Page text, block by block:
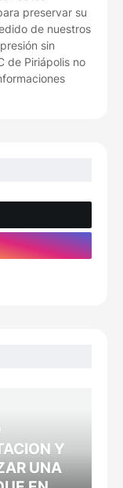
preservar su
de nuestros
sin
de Piriápolis no
Y
UNA